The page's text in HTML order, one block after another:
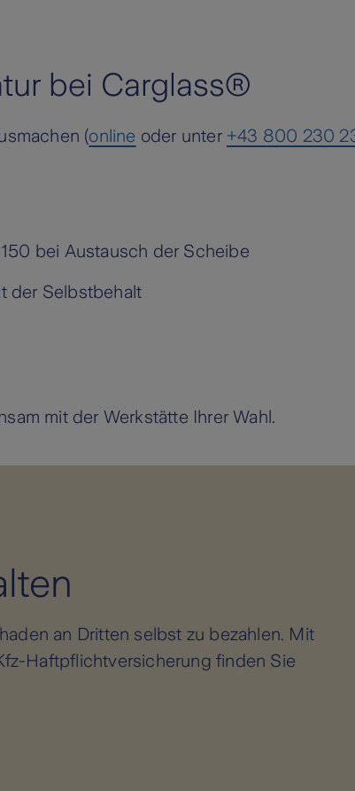
bei Carglass®
(online oder unter +43 800 230
bei Austausch der Scheibe
der Selbstbehalt
mit der Werkstätte Ihrer Wahl.
an Dritten selbst zu bezahlen. Mit
Haftpflichtversicherung finden Sie